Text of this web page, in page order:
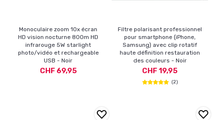
Monoculaire zoom 10x écran
HD vision nocturne 800m HD
infrarouge 5W starlight
photo/vidéo et rechargeable
USB - Noir
CHF 69,95
Filtre polarisant professionnel
pour smartphone (iPhone,
Samsung) avec clip rotatif
haute définition restauration
des couleurs - Noir
CHF 19,95
(2)